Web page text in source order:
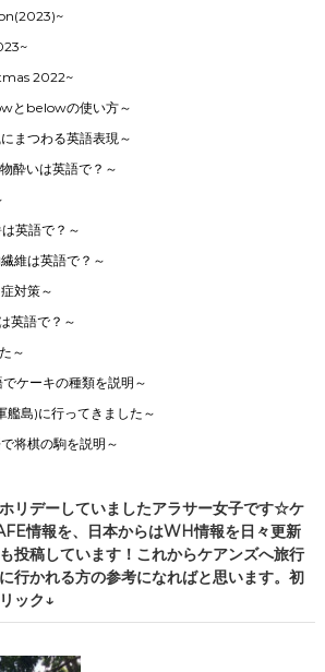
2022~
とbelowの使い方～
まつわる英語表現～
酔いは英語で？～
英語で？～
維は英語で？～
対策～
英語で？～
～
ケーキの種類を説明～
島)に行ってきました～
将棋の駒を説明～
リデーしていましたアラサー女子です☆ケ
情報を、日本からはWH情報を日々更新
投稿しています！これからケアンズへ旅行
行かれる方の参考になればと思います。初
ック↓